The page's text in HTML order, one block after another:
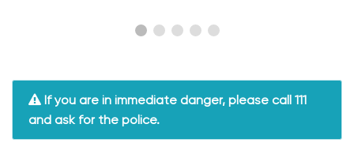
If you are in immediate danger, please call 111
and ask for the police.